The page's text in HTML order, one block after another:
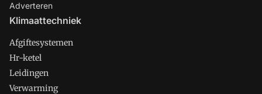
Adverteren
Klimaattechniek
Afgiftesystemen
Hr-ketel
Leidingen
Verwarming